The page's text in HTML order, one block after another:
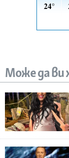
Може да ви